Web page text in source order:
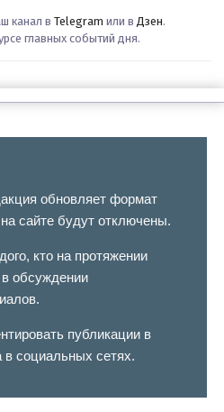
канал в Telegram или в Дзен.
главных событий дня.
обновляет формат
сайте будут отключены.
кто на протяжении
в обсуждении
публикации в
в социальных сетях.